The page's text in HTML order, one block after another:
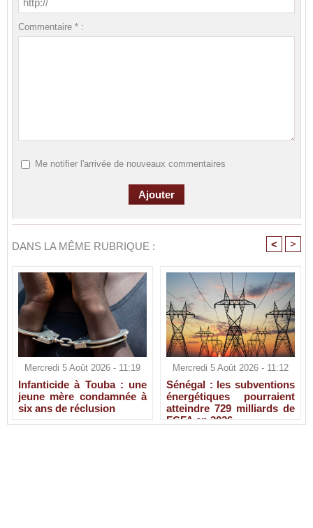
Commentaire * :
Me notifier l'arrivée de nouveaux commentaires
DANS LA MÊME RUBRIQUE : < >
Mercredi 5 Août 2026 - 11:19
Infanticide à Touba : une
jeune mère condamnée à
six ans de réclusion
Mercredi 5 Août 2026 - 11:12
Sénégal : les subventions
énergétiques pourraient
atteindre 729 milliards de
FCFA en 2026